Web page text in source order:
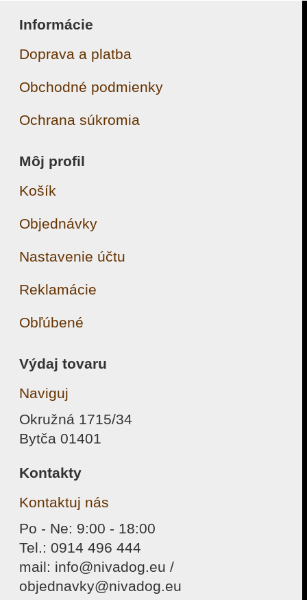
Informácie
Doprava a platba
Obchodné podmienky
Ochrana súkromia
Môj profil
Košík
Objednávky
Nastavenie účtu
Reklamácie
Obľúbené
Výdaj tovaru
Naviguj
Okružná 1715/34
Bytča 01401
Kontakty
Kontaktuj nás
Po - Ne: 9:00 - 18:00
Tel.: 0914 496 444
mail: info@nivadog.eu /
objednavky@nivadog.eu